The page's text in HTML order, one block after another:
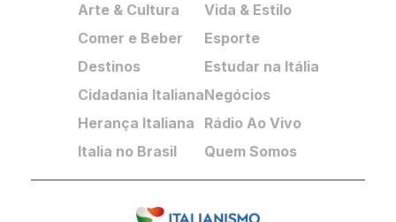
Arte & Cultura
Comer e Beber
Destinos
Cidadania Italiana
Herança Italiana
Italia no Brasil
Vida & Estilo
Esporte
Estudar na Itália
Negócios
Rádio Ao Vivo
Quem Somos